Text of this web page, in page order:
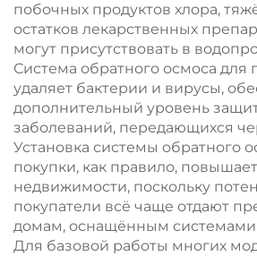
побочных продуктов хлора,
остатков лекарственных
могут присутствовать в
Система обратного осмоса для
удаляет бактерии и вирусы,
дополнительный уровень
заболеваний, передающихся
Установка системы обратного
покупки, как правило,
недвижимости, поскольку
покупатели всё чаще отдают
домам, оснащённым системами
Для базовой работы многих